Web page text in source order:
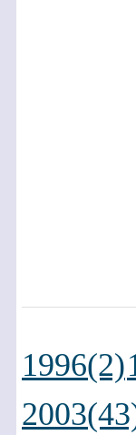
1996(2)